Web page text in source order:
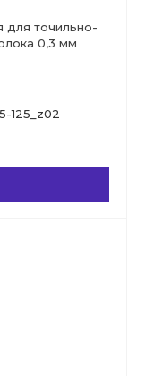
для точильно-
0,3 мм
125_z02